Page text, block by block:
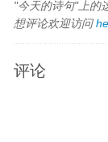
"今天的诗句"上的
想评论欢迎访问
评论